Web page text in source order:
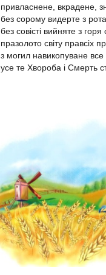
привласнене, вкрадене,
без сорому видерте з рота
без совісті вийняте з горя
празолото світу правсіх
з могил навикопуване
усе те Хвороба і Смерть